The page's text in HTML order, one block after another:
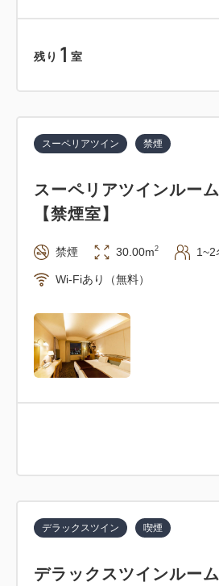
残り 1 室
スーペリアツイン 禁煙
スーペリアツインルー
【禁煙室】
禁煙 30.00m2 1~2
Wi-Fiあり（無料）
デラックスツイン 喫煙
デラックスツインルー